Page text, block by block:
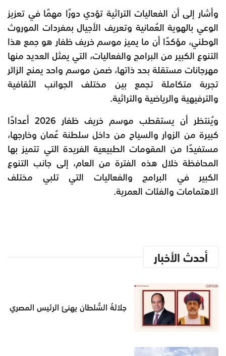
وأشار إلى أن الفعاليات التراثية تؤدي دورًا مهمًا في تعزيز
الوعي بالهوية العُمانية وتعريف الأجيال بمفردات الموروث
الوطني، مؤكدًا أن ما يميز موسم خريف ظفار هو جمع هذا
التنوع الكبير من البرامج والفعاليات، التي يمثل العديد منها
مهرجانات مستقلة بحد ذاتها، ضمن موسم واحد يمنح الزائر
تجربة متكاملة تجمع بين مختلف الجوانب الثقافية
والترفيهية والرياضية والتراثية.
ويُنتظر أن يستقطب موسم خريف ظفار 2026 أعدادًا
كبيرة من الزوار والسياح من داخل سلطنة عُمان وخارجها،
مستفيدًا من المقومات الطبيعية الفريدة التي تتميز بها
المحافظة خلال هذه الفترة من العام، إلى جانب التنوع
الكبير في البرامج والفعاليات التي تلبي مختلف
الاهتمامات والفئات العمرية.
أحدث الأخبار
جلالةُ السُّلطان يهنئ الرئيس المصري